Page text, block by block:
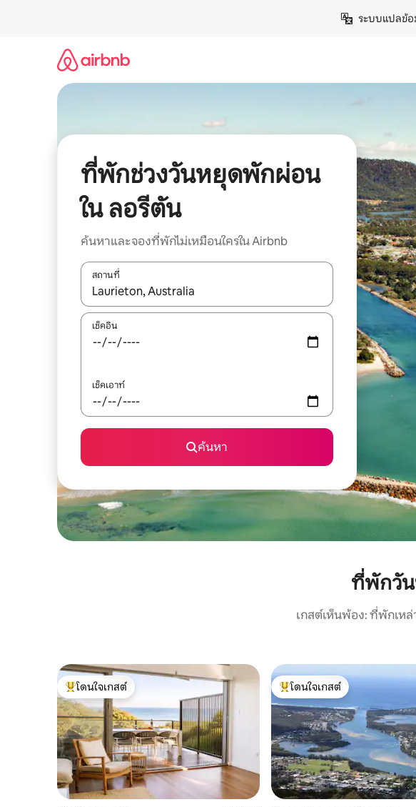
ระบบแปลข้
ที่พักช่วงวันหยุดพักผ่อน
ใน ลอรีตัน
ค้นหาและจองที่พักไม่เหมือนใครใน Airbnb
สถานที่
ใช้ลูกศรขึ้นลง หรือใช้การสัมผัสหรือปัด เพื่อสำรวจผลการค้นหา
เช็คอิน
เช็คเอาท์
ค้นหา
ที่พักวั
เกสต์เห็นพ้อง: ที่พักเห
โดนใจเกสต์ที่สุด
โดนใจเกสต์
โดนใจเกสต์ที่สุด
โดนใจเกสต์